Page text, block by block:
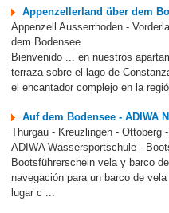
Appenzellerland über dem
Appenzell Ausserrhoden -
dem Bodensee
Bienvenido ... en nuestros
terraza sobre el lago de
el encantador complejo en la
Auf dem Bodensee - ADIWA
Thurgau - Kreuzlingen - Ottoberg
ADIWA Wassersportschule -
Bootsführerschein vela y barco
navegación para un barco de
lugar c ...